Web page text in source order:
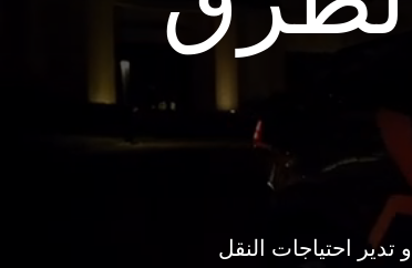
احتياجات النقل